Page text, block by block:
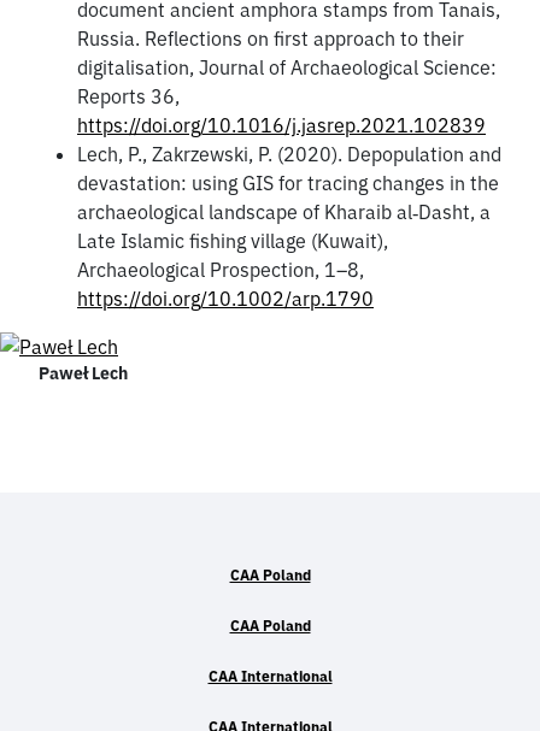
document ancient amphora stamps from Tanais,
Russia. Reflections on first approach to their
digitalisation, Journal of Archaeological Science:
Reports 36,
https://doi.org/10.1016/j.jasrep.2021.102839
Lech, P., Zakrzewski, P. (2020). Depopulation and
devastation: using GIS for tracing changes in the
archaeological landscape of Kharaib al‐Dasht, a
Late Islamic fishing village (Kuwait),
Archaeological Prospection, 1–8,
https://doi.org/10.1002/arp.1790
Paweł Lech
CAA Poland
CAA Poland
CAA International
CAA International